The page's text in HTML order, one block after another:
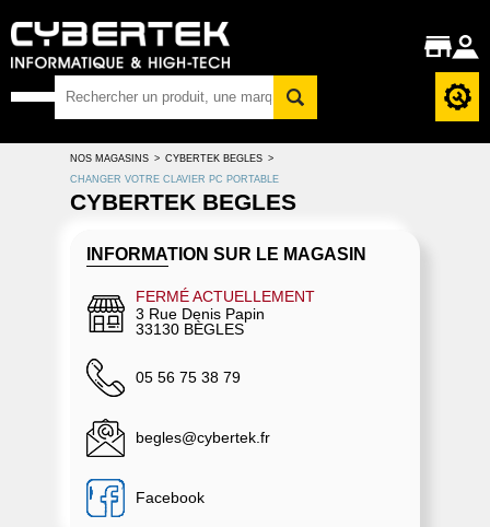
NOS MAGASINS > CYBERTEK BEGLES >
CHANGER VOTRE CLAVIER PC PORTABLE
CYBERTEK BEGLES
INFORMATION SUR LE MAGASIN
FERMÉ ACTUELLEMENT
3 Rue Denis Papin
33130 BÈGLES
05 56 75 38 79
begles@cybertek.fr
Facebook